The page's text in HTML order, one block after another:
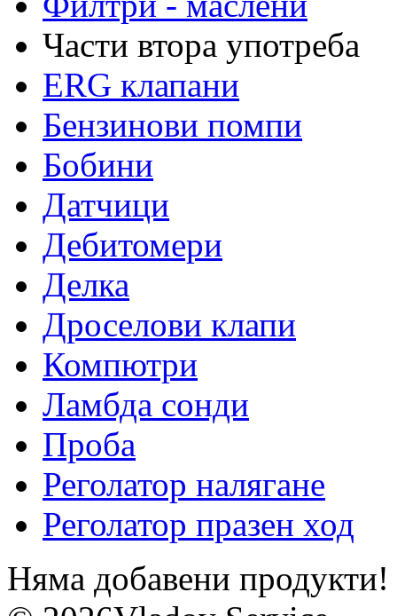
Части втора употреба
ERG клапани
Бензинови помпи
Бобини
Датчици
Дебитомери
Делка
Дроселови клапи
Компютри
Ламбда сонди
Проба
Реголатор налягане
Реголатор празен ход
Няма добавени продукти!